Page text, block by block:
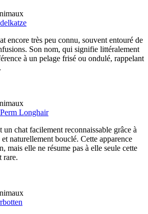
encore très peu connu, souvent entouré de
Son nom, qui signifie littéralement
à un pelage frisé ou ondulé, rappelant
Longhair
chat facilement reconnaissable grâce à
naturellement bouclé. Cette apparence
mais elle ne résume pas à elle seule cette
rare.